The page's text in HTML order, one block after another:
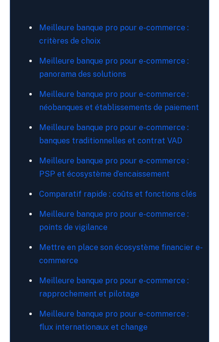
Meilleure banque pro pour e-commerce :
critères de choix
Meilleure banque pro pour e-commerce :
panorama des solutions
Meilleure banque pro pour e-commerce :
néobanques et établissements de paiement
Meilleure banque pro pour e-commerce :
banques traditionnelles et contrat VAD
Meilleure banque pro pour e-commerce :
PSP et écosystème d’encaissement
Comparatif rapide : coûts et fonctions clés
Meilleure banque pro pour e-commerce :
points de vigilance
Mettre en place son écosystème financier e-
commerce
Meilleure banque pro pour e-commerce :
rapprochement et pilotage
Meilleure banque pro pour e-commerce :
flux internationaux et change